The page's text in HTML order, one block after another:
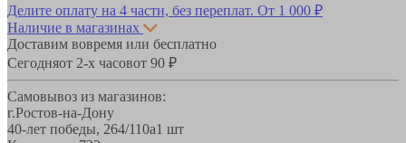
Делите оплату на 4 части, без переплат. От 1 000 ₽
Наличие в магазинах
Доставим вовремя или бесплатно
Сегодняот 2-х часовот 90 ₽
Самовывоз из магазинов:
г.Ростов-на-Дону
40-лет победы, 264/110а1 шт